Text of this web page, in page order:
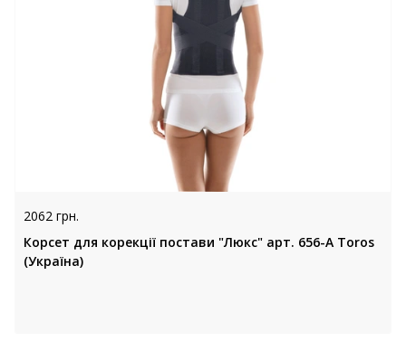
2062 грн.
Корсет для корекції постави "Люкс" арт. 656-А Toros
(Україна)